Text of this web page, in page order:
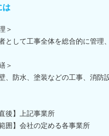
は
＞
として工事全体を総合的に管理
＞
、防水、塗装などの工事、消防
後】上記事業所
囲】会社の定める各事業所